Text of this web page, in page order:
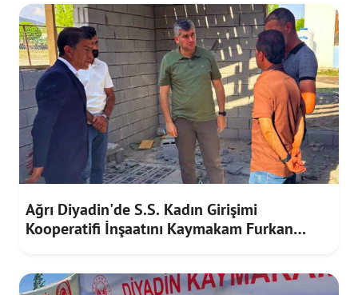
Ağrı Diyadin'de S.S. Kadın Girişimi
Kooperatifi İnşaatını Kaymakam Furkan